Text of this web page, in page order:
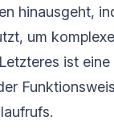
hinausgeht,
um
ist